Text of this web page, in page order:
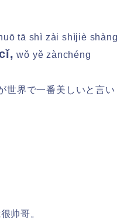
tā shì zài shìjiè shàng
wǒ yě zànchéng
世界で一番美しいと言い
帅哥。